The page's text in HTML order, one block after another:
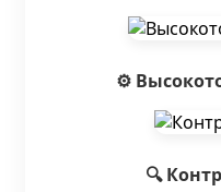
⚙️
🔍